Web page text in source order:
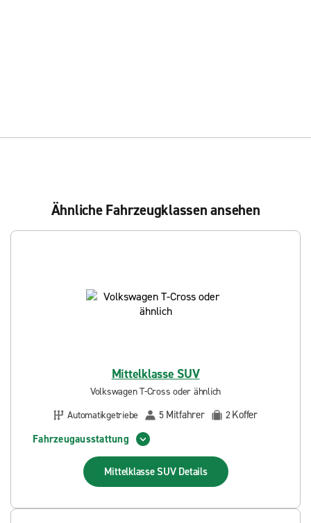
Ähnliche Fahrzeugklassen ansehen
Mittelklasse SUV
Volkswagen T-Cross oder ähnlich
Automatikgetriebe
5 Mitfahrer 2Koffer
Fahrzeugausstattung
Mittelklasse SUV Details